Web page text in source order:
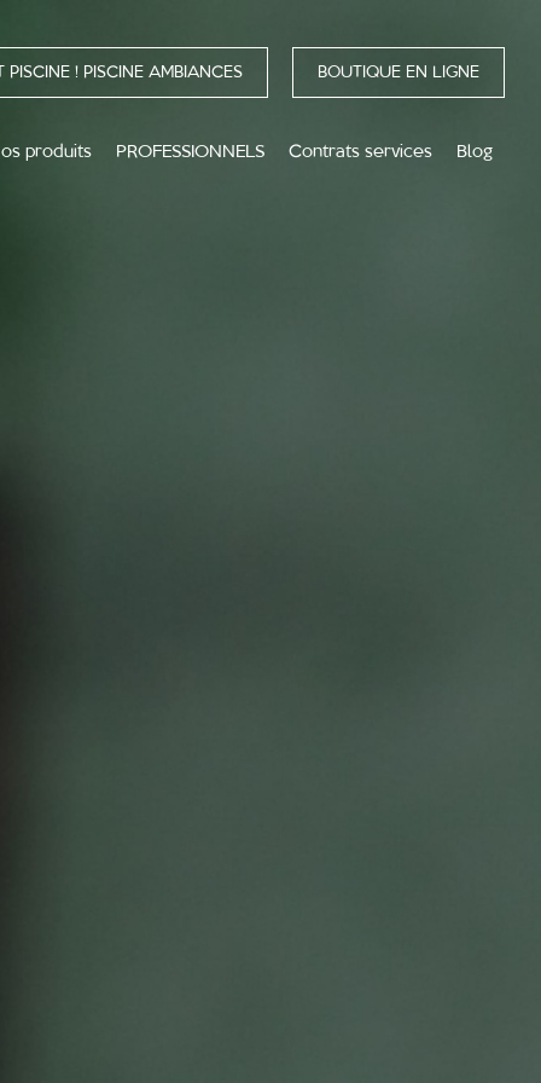
PISCINE ! PISCINE AMBIANCES BOUTIQUE EN LIGNE
produits PROFESSIONNELS Contrats services Blog